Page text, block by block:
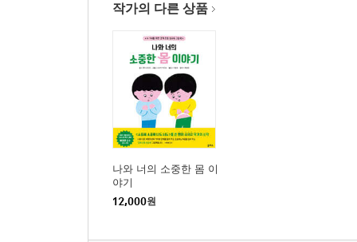
작가의 다른 상품
나와 너의 소중한 몸 이
야기
12,000원